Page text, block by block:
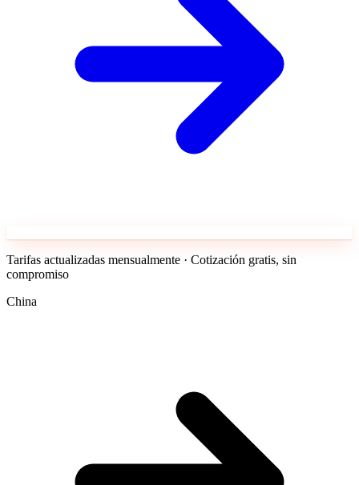
Tarifas actualizadas mensualmente · Cotización gratis, sin
compromiso
China